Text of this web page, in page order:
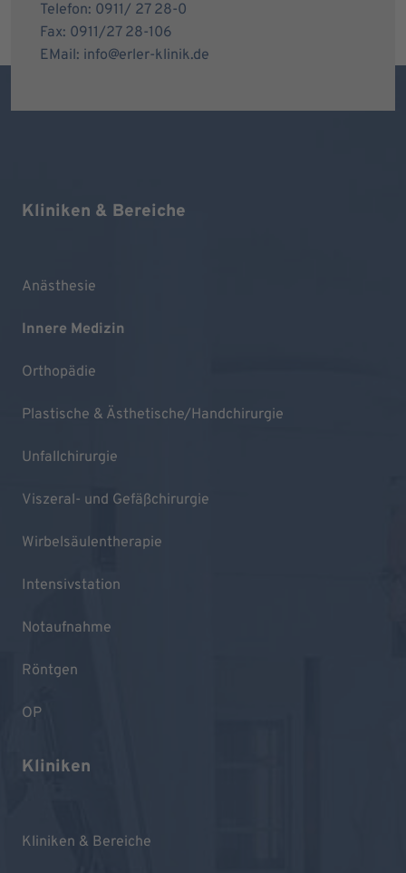
Telefon: 0911/ 27 28-0
Fax: 0911/27 28-106
EMail: info@erler-klinik.de
Kliniken & Bereiche
Anästhesie
Innere Medizin
Orthopädie
Plastische & Ästhetische/Handchirurgie
Unfallchirurgie
Viszeral- und Gefäßchirurgie
Wirbelsäulentherapie
Intensivstation
Notaufnahme
Röntgen
OP
Kliniken
Kliniken & Bereiche